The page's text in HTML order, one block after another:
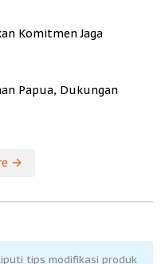
Komitmen Jaga
Papua, Dukungan
tips modifikasi produk